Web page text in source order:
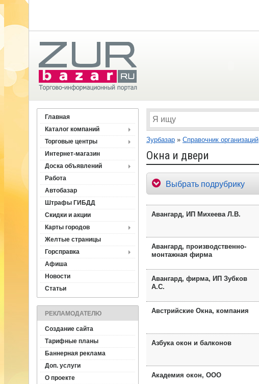
Главная
Каталог компаний
Торговые центры
Интернет-магазин
Доска объявлений
Работа
Автобазар
Штрафы ГИБДД
Скидки и акции
Карты городов
Желтые страницы
Горсправка
Афиша
Новости
Статьи
РЕКЛАМОДАТЕЛЮ
Создание сайта
Тарифные планы
Баннерная реклама
Доп. услуги
О проекте
Зурбазар » Справочник организаций
Окна и двери
Выбрать подрубрику
Авангард, ИП Михеева Л.В.
Авангард, производственно-
монтажная фирма
Авангард, фирма, ИП Зубков
А.С.
Австрийские Окна, компания
Азбука окон и балконов
Академия окон, ООО